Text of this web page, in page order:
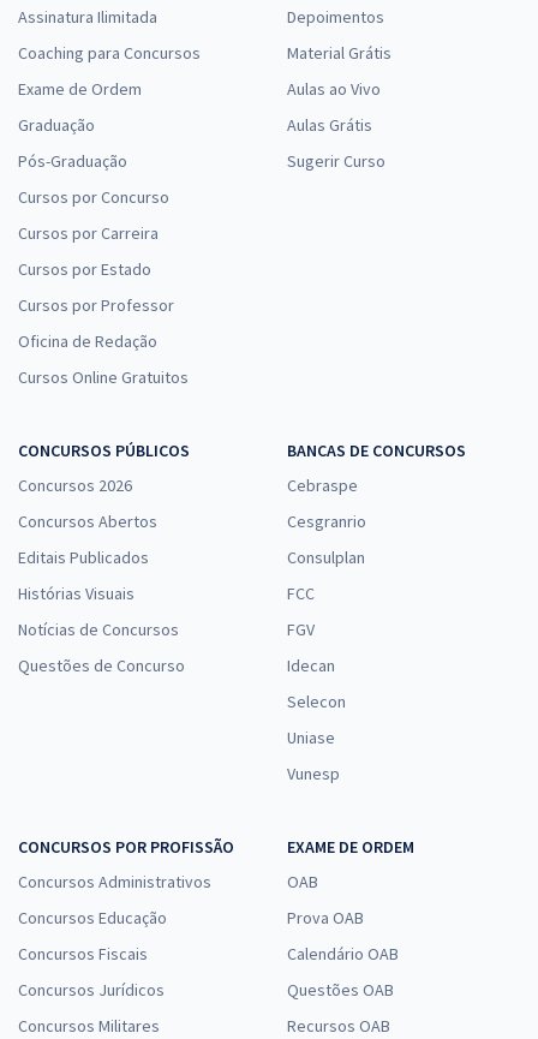
Assinatura Ilimitada
Coaching para Concursos
Exame de Ordem
Graduação
Pós-Graduação
Cursos por Concurso
Cursos por Carreira
Cursos por Estado
Cursos por Professor
Oficina de Redação
Cursos Online Gratuitos
Depoimentos
Material Grátis
Aulas ao Vivo
Aulas Grátis
Sugerir Curso
CONCURSOS PÚBLICOS
Concursos 2026
Concursos Abertos
Editais Publicados
Histórias Visuais
Notícias de Concursos
Questões de Concurso
BANCAS DE CONCURSOS
Cebraspe
Cesgranrio
Consulplan
FCC
FGV
Idecan
Selecon
Uniase
Vunesp
CONCURSOS POR PROFISSÃO
Concursos Administrativos
Concursos Educação
Concursos Fiscais
Concursos Jurídicos
Concursos Militares
EXAME DE ORDEM
OAB
Prova OAB
Calendário OAB
Questões OAB
Recursos OAB